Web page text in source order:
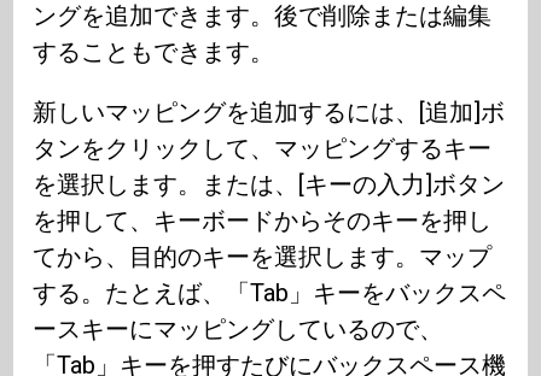
ングを追加できます。後で削除または編集
することもできます。
新しいマッピングを追加するには、[追加]ボ
タンをクリックして、マッピングするキー
を選択します。または、[キーの入力]ボタン
を押して、キーボードからそのキーを押し
てから、目的のキーを選択します。マップ
する。たとえば、「Tab」キーをバックスペ
ースキーにマッピングしているので、
「Tab」キーを押すたびにバックスペース機